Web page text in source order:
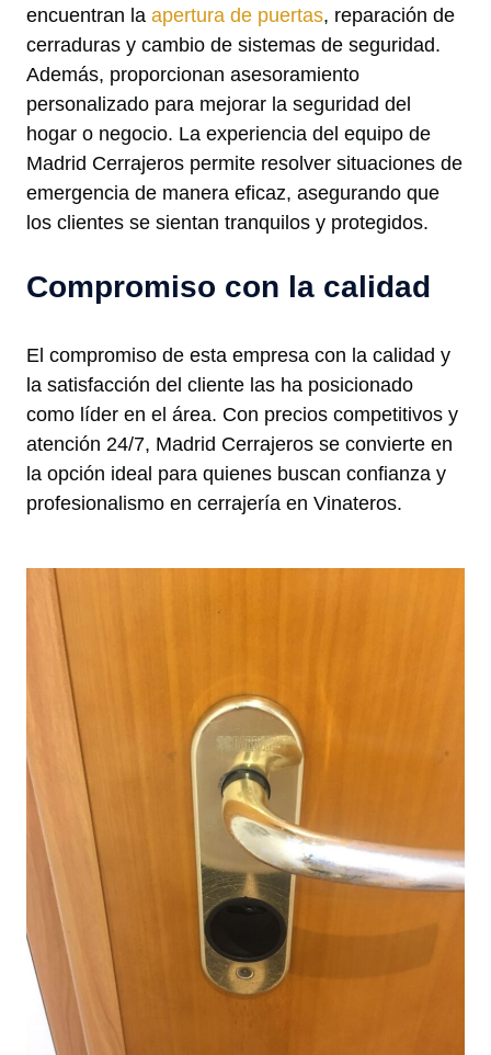
encuentran la apertura de puertas, reparación de
cerraduras y cambio de sistemas de seguridad.
Además, proporcionan asesoramiento
personalizado para mejorar la seguridad del
hogar o negocio. La experiencia del equipo de
Madrid Cerrajeros permite resolver situaciones de
emergencia de manera eficaz, asegurando que
los clientes se sientan tranquilos y protegidos.
Compromiso con la calidad
El compromiso de esta empresa con la calidad y
la satisfacción del cliente las ha posicionado
como líder en el área. Con precios competitivos y
atención 24/7, Madrid Cerrajeros se convierte en
la opción ideal para quienes buscan confianza y
profesionalismo en cerrajería en Vinateros.